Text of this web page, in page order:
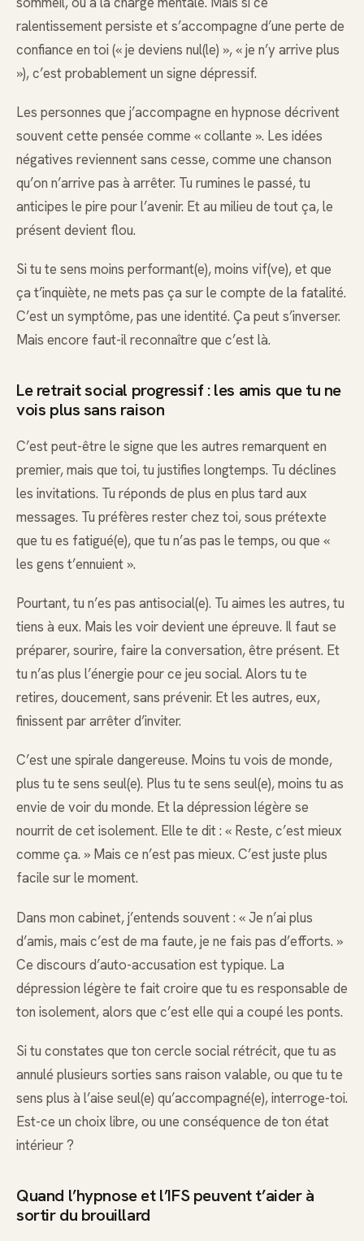
ralentissement persiste et s’accompagne d’une perte de
confiance en toi (« je deviens nul(le) », « je n’y arrive plus
»), c’est probablement un signe dépressif.
Les personnes que j’accompagne en hypnose décrivent
souvent cette pensée comme « collante ». Les idées
négatives reviennent sans cesse, comme une chanson
qu’on n’arrive pas à arrêter. Tu rumines le passé, tu
anticipes le pire pour l’avenir. Et au milieu de tout ça, le
présent devient flou.
Si tu te sens moins performant(e), moins vif(ve), et que
ça t’inquiète, ne mets pas ça sur le compte de la fatalité.
C’est un symptôme, pas une identité. Ça peut s’inverser.
Mais encore faut-il reconnaître que c’est là.
Le retrait social progressif : les amis que tu ne
vois plus sans raison
C’est peut-être le signe que les autres remarquent en
premier, mais que toi, tu justifies longtemps. Tu déclines
les invitations. Tu réponds de plus en plus tard aux
messages. Tu préfères rester chez toi, sous prétexte
que tu es fatigué(e), que tu n’as pas le temps, ou que «
les gens t’ennuient ».
Pourtant, tu n’es pas antisocial(e). Tu aimes les autres, tu
tiens à eux. Mais les voir devient une épreuve. Il faut se
préparer, sourire, faire la conversation, être présent. Et
tu n’as plus l’énergie pour ce jeu social. Alors tu te
retires, doucement, sans prévenir. Et les autres, eux,
finissent par arrêter d’inviter.
C’est une spirale dangereuse. Moins tu vois de monde,
plus tu te sens seul(e). Plus tu te sens seul(e), moins tu as
envie de voir du monde. Et la dépression légère se
nourrit de cet isolement. Elle te dit : « Reste, c’est mieux
comme ça. » Mais ce n’est pas mieux. C’est juste plus
facile sur le moment.
Dans mon cabinet, j’entends souvent : « Je n’ai plus
d’amis, mais c’est de ma faute, je ne fais pas d’efforts. »
Ce discours d’auto-accusation est typique. La
dépression légère te fait croire que tu es responsable de
ton isolement, alors que c’est elle qui a coupé les ponts.
Si tu constates que ton cercle social rétrécit, que tu as
annulé plusieurs sorties sans raison valable, ou que tu te
sens plus à l’aise seul(e) qu’accompagné(e), interroge-toi.
Est-ce un choix libre, ou une conséquence de ton état
intérieur ?
Quand l’hypnose et l’IFS peuvent t’aider à
sortir du brouillard